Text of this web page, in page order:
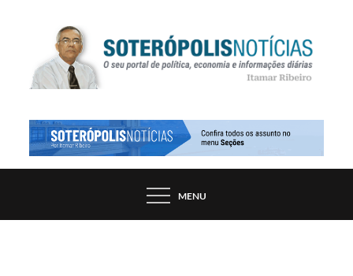
SOTERÓPOLIS NOTÍCIAS
PORTAL DE NOTÍCIAS DE SALVADOR E
MENU